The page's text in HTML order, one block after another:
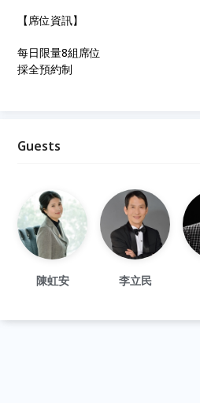
【席位資訊】
每日限量8組席位
採全預約制
Guests
陳虹安 李立民